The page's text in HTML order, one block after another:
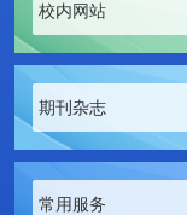
校内网站
期刊杂志
常用服务